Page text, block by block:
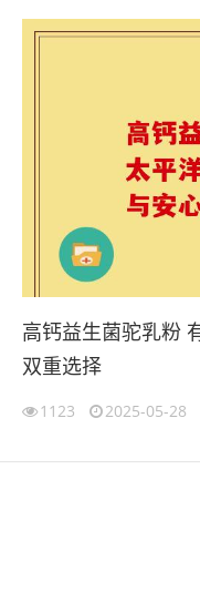
高钙益生菌驼乳粉
双重选择
1123 2025-05-28